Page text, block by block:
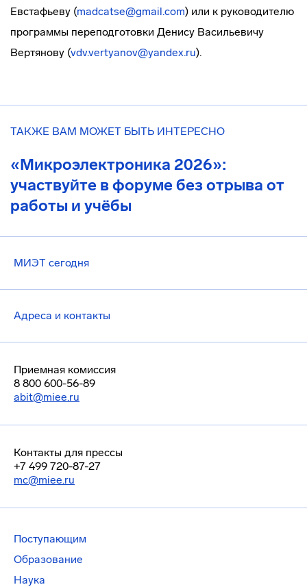
Евстафьеву (madcatse@gmail.com) или к руководителю
программы переподготовки Денису Васильевичу
Вертянову (vdv.vertyanov@yandex.ru).
ТАКЖЕ ВАМ МОЖЕТ БЫТЬ ИНТЕРЕСНО
«Микроэлектроника 2026»:
участвуйте в форуме без отрыва от
работы и учёбы
МИЭТ сегодня
Адреса и контакты
Приемная комиссия
8 800 600-56-89
abit@miee.ru
Контакты для прессы
+7 499 720-87-27
mc@miee.ru
Поступающим
Образование
Наука